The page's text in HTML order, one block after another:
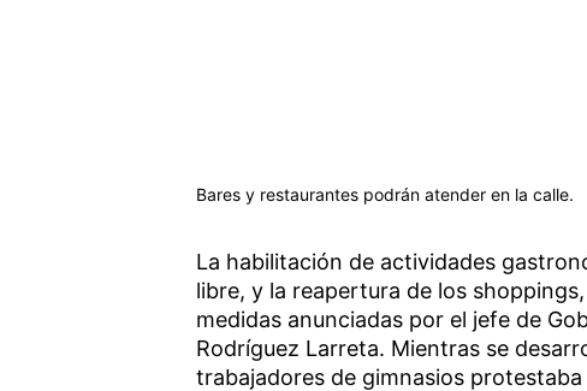
Bares y restaurantes podrán atender en la calle.
La habilitación de actividades
libre, y la reapertura de los
medidas anunciadas por el jefe de
Rodríguez Larreta. Mientras se
trabajadores de gimnasios